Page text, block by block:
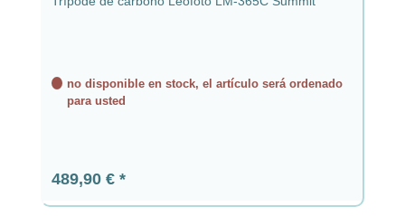
no disponible en stock, el artículo será ordenado
para usted
Precio normal:
489,90 €